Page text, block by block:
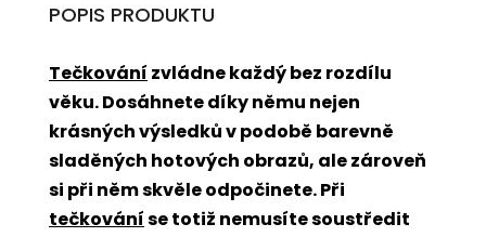
POPIS PRODUKTU
Tečkování zvládne každý bez rozdílu
věku. Dosáhnete díky němu nejen
krásných výsledků v podobě barevně
sladěných hotových obrazů, ale zároveň
si při něm skvěle odpočinete. Při
tečkováníse totiž nemusíte soustředit